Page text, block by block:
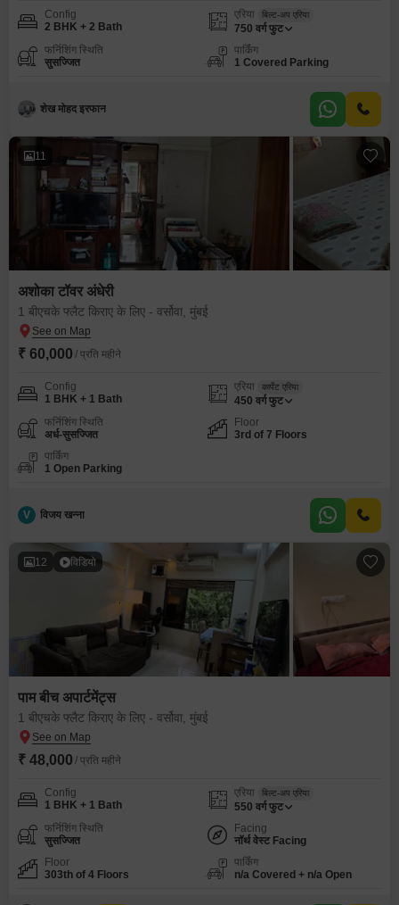
Config
2 BHK + 2 Bath
एरिया बिल्ट-अप एरिया
750 वर्ग फुट
फर्निशिंग स्थिति
सुसज्जित
पार्किंग
1 Covered Parking
शेख मोहद इरफान
11
अशोका टॉवर अंधेरी
1 बीएचके फ्लैट किराए के लिए - वर्सोवा, मुंबई
₹ 60,000 / प्रति महीने
Config
1 BHK + 1 Bath
एरिया कार्पेट एरिया
450 वर्ग फुट
फर्निशिंग स्थिति
अर्ध-सुसज्जित
Floor
3rd of 7 Floors
पार्किंग
1 Open Parking
V विजय खन्ना
12 विडियो
पाम बीच अपार्टमेंट्स
1 बीएचके फ्लैट किराए के लिए - वर्सोवा, मुंबई
₹ 48,000 / प्रति महीने
Config
1 BHK + 1 Bath
एरिया बिल्ट-अप एरिया
550 वर्ग फुट
फर्निशिंग स्थिति
सुसज्जित
Facing
नॉर्थ वेस्ट Facing
Floor
303th of 4 Floors
पार्किंग
n/a Covered + n/a Open